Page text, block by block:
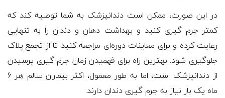
در این صورت، ممکن است دندانپزشک به شما توصیه کند که
کمتر جرم گیری کنید و بهداشت دهان و دندان را به تنهایی
رعایت کرده و برای معاینات دوره‌ای مراجعه کنید تا از تجمع پلاک
جلوگیری شود. بهترین راه برای فهمیدن زمان جرم گیری پرسیدن
از دندانپزشک است، اما به طور معمول، اکثر بیماران سالم هر 6
ماه یک بار نیاز به جرم گیری دندان دارند.